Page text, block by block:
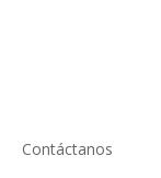
Contáctanos